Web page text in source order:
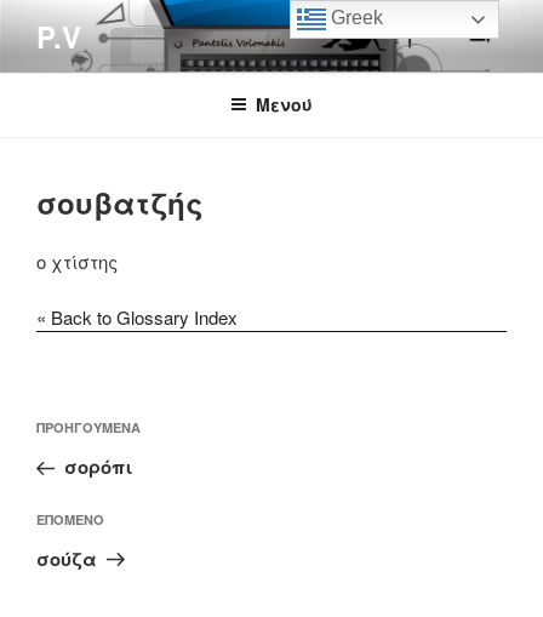
περιεχόμενο
P.V
Μενού
σουβατζής
ο χτίστης
« Back to Glossary Index
άρθρων
Προηγούμενο
άρθρο
ΠΡΟΗΓΟΎΜΕΝΑ
σορόπι
Επόμενο
άρθρο
ΕΠΌΜΕΝΟ
σούζα
Greek